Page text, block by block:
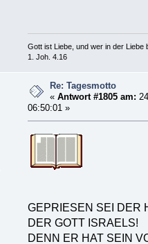
Gott ist Liebe, und wer in der Liebe
1. Joh. 4.16
Re: Tagesmotto
«Antwort #1805 am:
06:50:01 »
GEPRIESEN SEI DER
DER GOTT ISRAELS!
DENN ER HAT SEIN